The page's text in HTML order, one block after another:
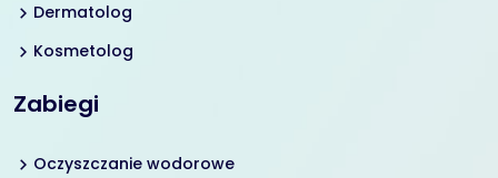
Dermatolog
Kosmetolog
Zabiegi
Oczyszczanie wodorowe